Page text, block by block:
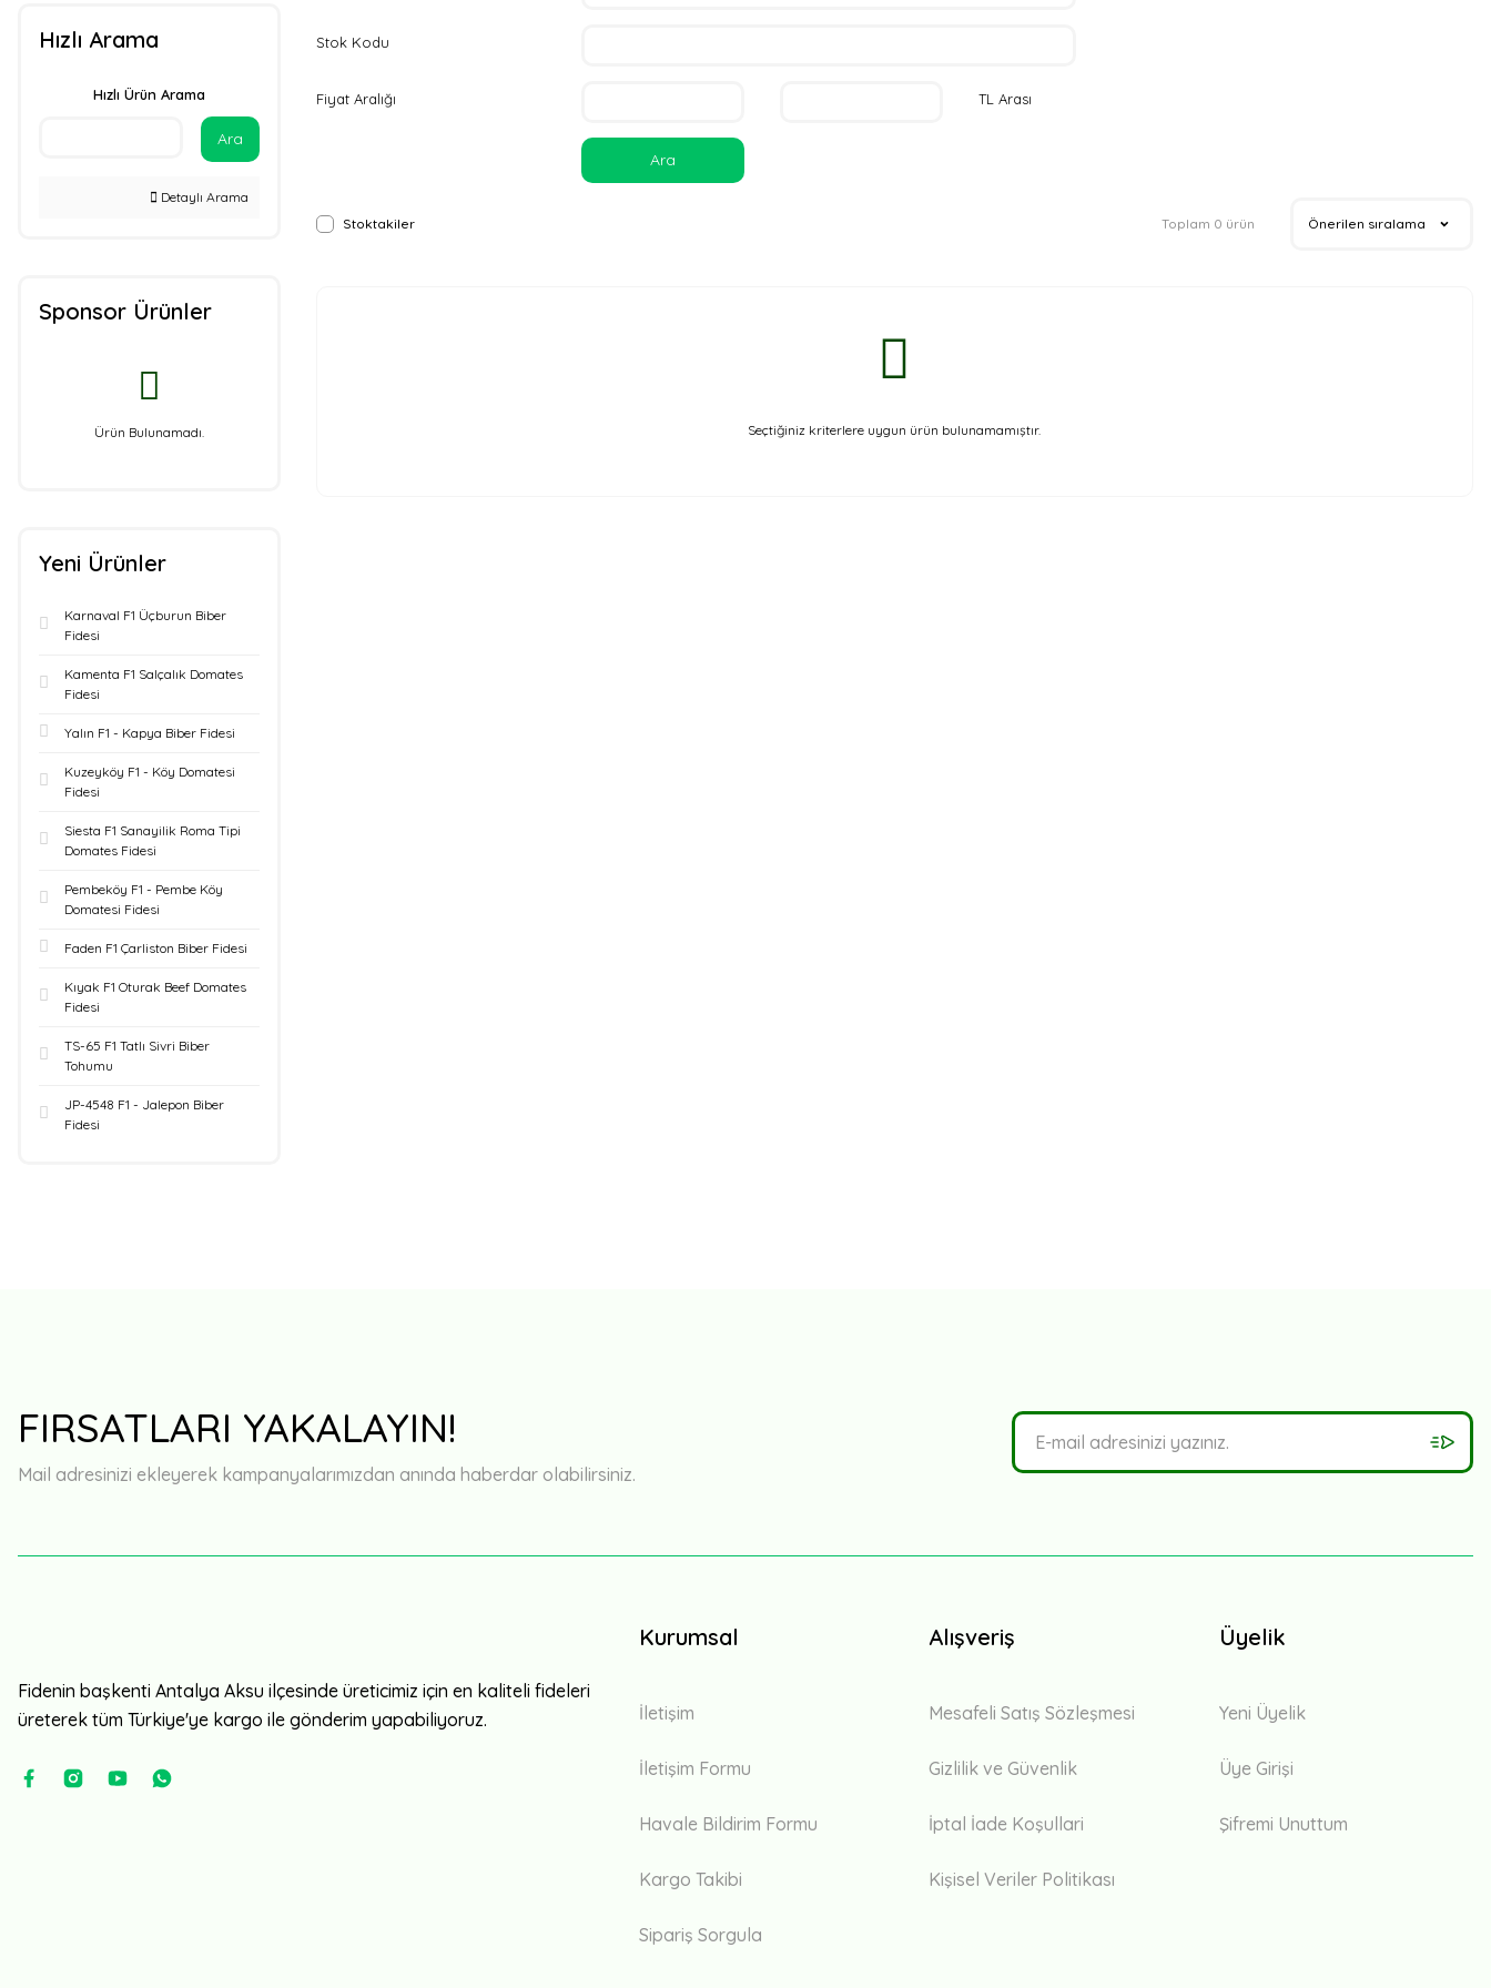
Hızlı Arama
Hızlı Ürün Arama
Ara
Detaylı Arama
Sponsor Ürünler
Ürün Bulunamadı.
Yeni Ürünler
Karnaval F1 Üçburun Biber
Fidesi
Kamenta F1 Salçalık Domates
Fidesi
Yalın F1 - Kapya Biber Fidesi
Kuzeyköy F1 - Köy Domatesi
Fidesi
Siesta F1 Sanayilik Roma Tipi
Domates Fidesi
Pembeköy F1 - Pembe Köy
Domatesi Fidesi
Faden F1 Çarliston Biber Fidesi
Kıyak F1 Oturak Beef Domates
Fidesi
TS-65 F1 Tatlı Sivri Biber
Tohumu
JP-4548 F1 - Jalepon Biber
Fidesi
Stok Kodu
Fiyat Aralığı TL Arası
Ara
Stoktakiler Toplam 0 ürün
Seçtiğiniz kriterlere uygun ürün bulunamamıştır.
FIRSATLARI YAKALAYIN!
Mail adresinizi ekleyerek kampanyalarımızdan anında haberdar olabilirsiniz.
Fidenin başkenti Antalya Aksu ilçesinde üreticimiz için en kaliteli fideleri
üreterek tüm Türkiye'ye kargo ile gönderim yapabiliyoruz.
Kurumsal
İletişim
İletişim Formu
Havale Bildirim Formu
Kargo Takibi
Sipariş Sorgula
Alışveriş
Mesafeli Satış Sözleşmesi
Gizlilik ve Güvenlik
İptal İade Koşullari
Kişisel Veriler Politikası
Üyelik
Yeni Üyelik
Üye Girişi
Şifremi Unuttum